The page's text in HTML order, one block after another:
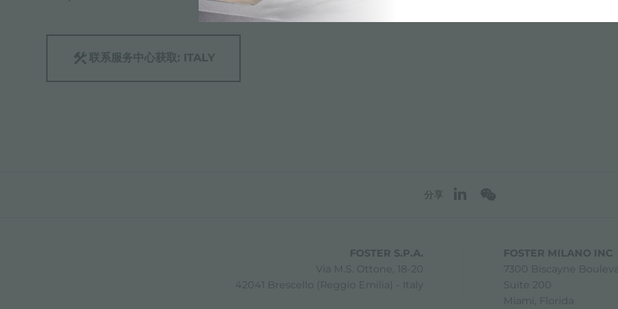
联系服务中心获取: ITALY
分享
FOSTER S.P.A.
Via M.S. Ottone, 18-20
42041 Brescello (Reggio Emilia) - Italy
FOSTER MILANO INC
7300 Biscayne
Suite 200
Miami, Florida